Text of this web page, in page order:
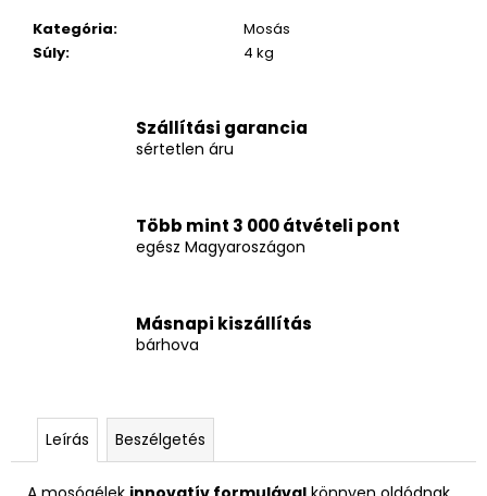
Kategória:
Mosás
Súly: 4 kg
Szállítási garancia
sértetlen áru
Több mint 3 000 átvételi pont
egész Magyaroszágon
Másnapi kiszállítás
bárhova
Leírás Beszélgetés